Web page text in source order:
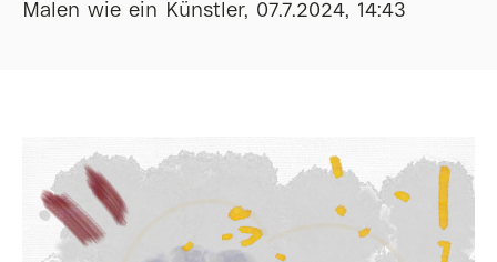
Malen wie ein Künstler, 07.7.2024, 14:43